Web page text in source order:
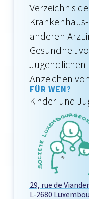
Verzeichnis
anderen
Gesundheit
Jugendlichen
Anzeichen
FÜR WEN?
Kinder und
29, rue de
L-2680